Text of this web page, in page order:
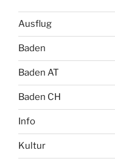
Ausflug
Baden
Baden AT
Baden CH
Info
Kultur